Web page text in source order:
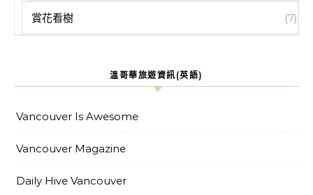
賞花看樹 (7)
溫哥華旅遊資訊(英語)
Vancouver Is Awesome
Vancouver Magazine
Daily Hive Vancouver